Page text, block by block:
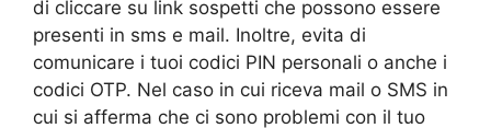
di cliccare su link sospetti che possono essere
presenti in sms e mail. Inoltre, evita di
comunicare i tuoi codici PIN personali o anche i
codici OTP. Nel caso in cui riceva mail o SMS in
cui si afferma che ci sono problemi con il tuo